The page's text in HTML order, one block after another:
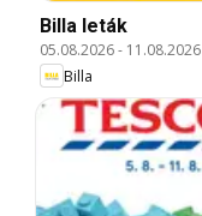
Billa leták
05.08.2026- 11.08.2026
Billa